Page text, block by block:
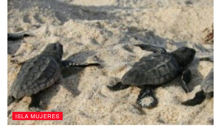
https://premiosexcelencias.com/candidaturas-mexico/
Tags: Isla Mujeres Nominación
Premios
Pueblos Mágicos por Excelencias
ISLA MUJERES